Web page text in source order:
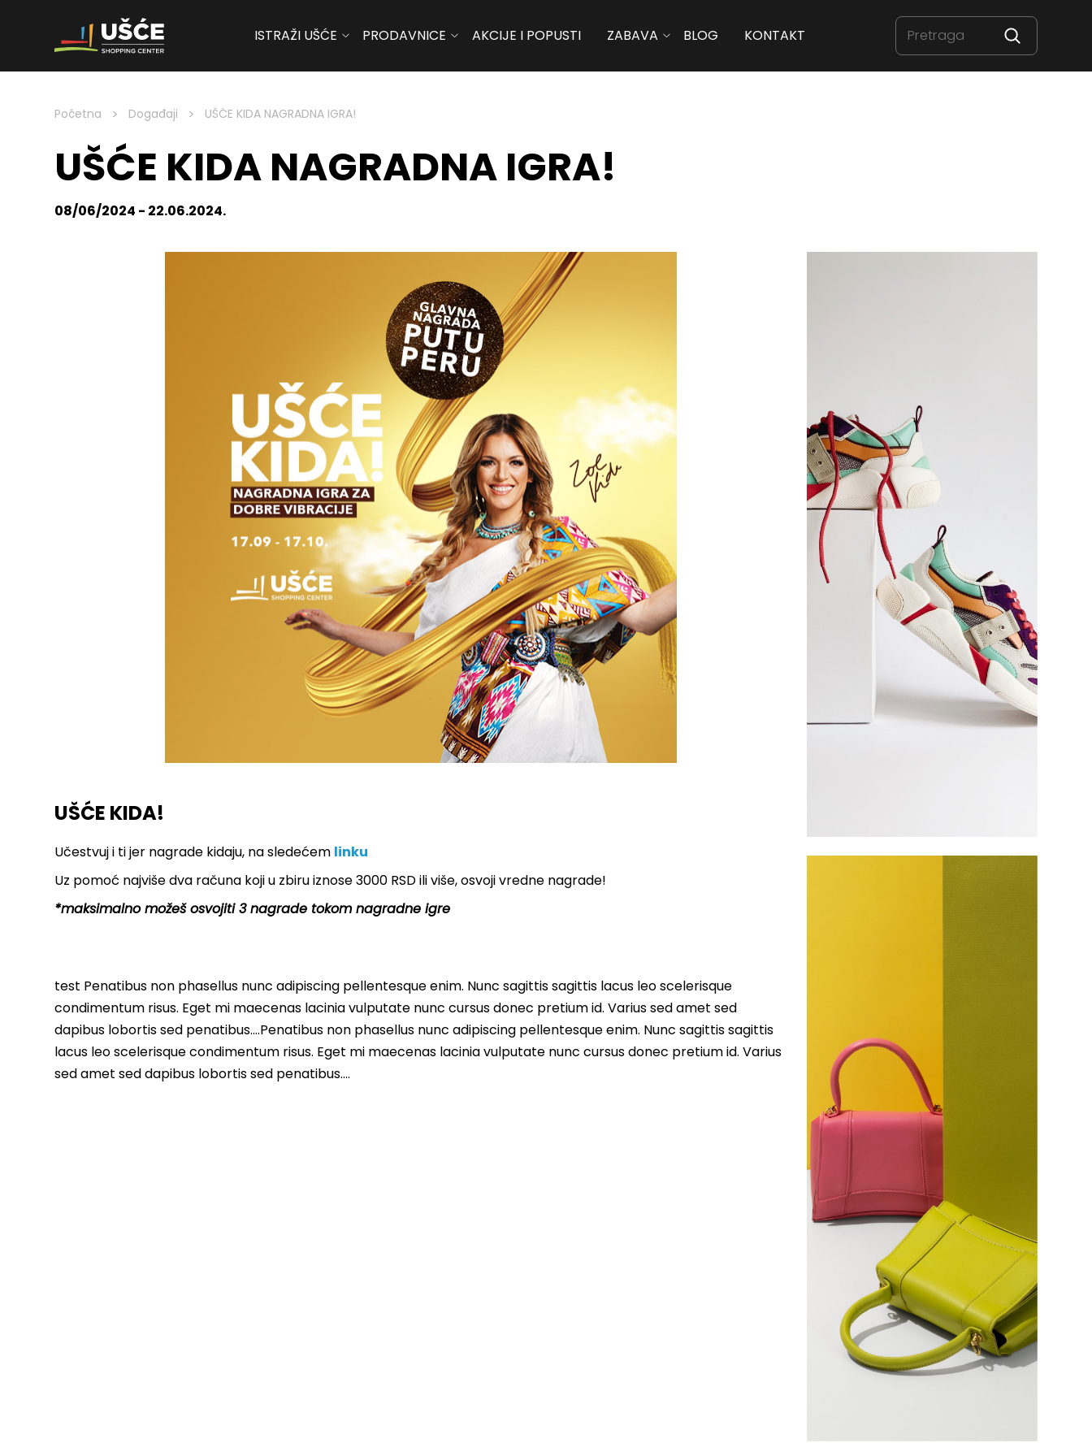
Skip to content
ISTRAŽI UŠĆE PRODAVNICE AKCIJE I POPUSTI ZABAVA BLOG KONTAKT
Početna > Događaji > UŠĆE KIDA NAGRADNA IGRA!
UŠĆE KIDA NAGRADNA IGRA!
08/06/2024 - 22.06.2024.
UŠĆE KIDA!
Učestvuj i ti jer nagrade kidaju, na sledećem linku
Uz pomoć najviše dva računa koji u zbiru iznose 3000 RSD ili više, osvoji vredne nagrade!
*maksimalno možeš osvojiti 3 nagrade tokom nagradne igre
test Penatibus non phasellus nunc adipiscing pellentesque enim. Nunc sagittis sagittis lacus leo scelerisque
condimentum risus. Eget mi maecenas lacinia vulputate nunc cursus donec pretium id. Varius sed amet sed
dapibus lobortis sed penatibus….Penatibus non phasellus nunc adipiscing pellentesque enim. Nunc sagittis sagittis
lacus leo scelerisque condimentum risus. Eget mi maecenas lacinia vulputate nunc cursus donec pretium id. Varius
sed amet sed dapibus lobortis sed penatibus….